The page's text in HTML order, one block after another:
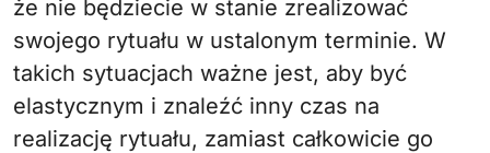
że nie będziecie w stanie zrealizować
swojego rytuału w ustalonym terminie. W
takich sytuacjach ważne jest, aby być
elastycznym i znaleźć inny czas na
realizację rytuału, zamiast całkowicie go